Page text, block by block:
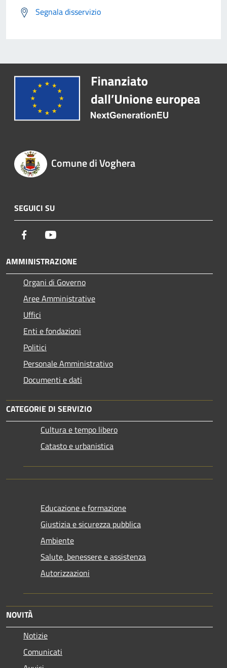
Segnala disservizio
Comune di Voghera
SEGUICI SU
Facebook
AMMINISTRAZIONE
Organi di Governo
Aree Amministrative
Uffici
Enti e fondazioni
Politici
Personale Amministrativo
Documenti e dati
CATEGORIE DI SERVIZIO
Cultura e tempo libero
Catasto e urbanistica
Educazione e formazione
Giustizia e sicurezza pubblica
Ambiente
Salute, benessere e assistenza
Autorizzazioni
NOVITÀ
Notizie
Comunicati